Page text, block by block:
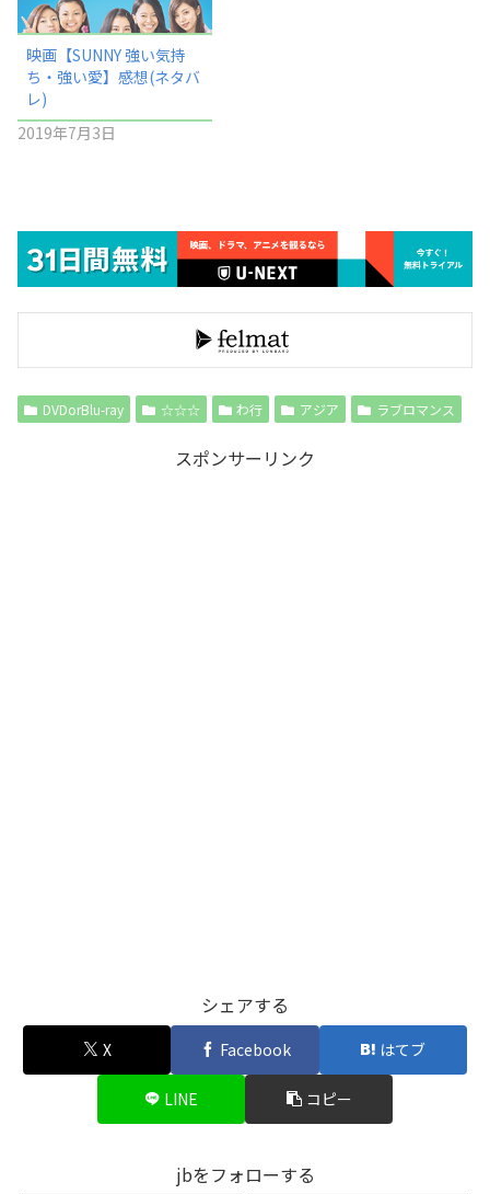
映画【SUNNY 強い気持
ち・強い愛】感想(ネタバ
レ)
2019年7月3日
DVDorBlu-ray ☆☆☆ わ行 アジア ラブロマンス
スポンサーリンク
シェアする
X Facebook はてブ
LINE コピー
jbをフォローする